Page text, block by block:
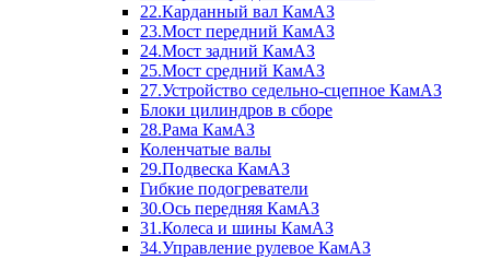
22.Карданный вал КамАЗ
23.Мост передний КамАЗ
24.Мост задний КамАЗ
25.Мост средний КамАЗ
27.Устройство седельно-сцепное КамАЗ
Блоки цилиндров в сборе
28.Рама КамАЗ
Коленчатые валы
29.Подвеска КамАЗ
Гибкие подогреватели
30.Ось передняя КамАЗ
31.Колеса и шины КамАЗ
34.Управление рулевое КамАЗ